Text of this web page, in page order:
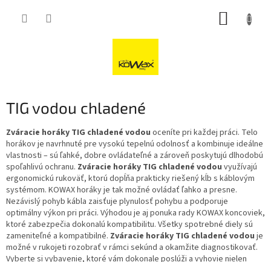
TIG vodou chladené
Zváracie horáky TIG chladené vodou oceníte pri každej práci. Telo
horákov je navrhnuté pre vysokú tepelnú odolnosť a kombinuje ideálne
vlastnosti – sú ľahké, dobre ovládateľné a zároveň poskytujú dlhodobú
spoľahlivú ochranu. Zváracie horáky TIG chladené vodou využívajú
ergonomickú rukoväť, ktorú dopĺňa prakticky riešený kĺb s káblovým
systémom. KOWAX horáky je tak možné ovládať ľahko a presne.
Nezávislý pohyb kábla zaisťuje plynulosť pohybu a podporuje
optimálny výkon pri práci. Výhodou je aj ponuka rady KOWAX koncoviek,
ktoré zabezpečia dokonalú kompatibilitu. Všetky spotrebné diely sú
zameniteľné a kompatibilné. Zváracie horáky TIG chladené vodou je
možné v rukojeti rozobrať v rámci sekúnd a okamžite diagnostikovať.
Vyberte si vybavenie, ktoré vám dokonale poslúži a vyhovie nielen